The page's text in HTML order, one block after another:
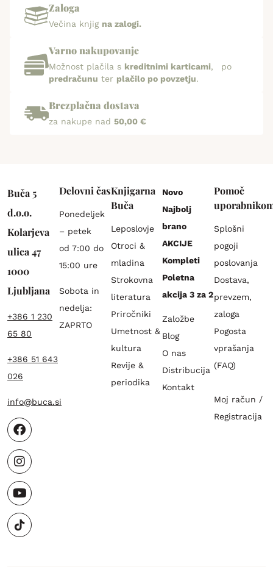
Zaloga
Večina knjig na zalogi.
Varno nakupovanje
Možnost plačila s kreditnimi karticami, po
predračunu ter plačilo po povzetju.
Brezplačna dostava
za nakupe nad 50,00 €
Buča 5
d.o.o.
Kolarjeva
ulica 47
1000
Ljubljana
+386 1 230
65 80
+386 51 643
026
info@buca.si
Delovni čas
Ponedeljek
– petek
od 7:00 do
15:00 ure
Sobota in
nedelja:
ZAPRTO
Knjigarna
Buča
Leposlovje
Otroci &
mladina
Strokovna
literatura
Priročniki
Umetnost &
kultura
Revije &
periodika
Novo
Najbolj
brano
AKCIJE
Kompleti
Poletna
akcija 3 za 2
Založbe
Blog
O nas
Distribucija
Kontakt
Pomoč
Splošni
pogoji
poslovanja
Dostava,
prevzem,
zaloga
Pogosta
vprašanja
(FAQ)
Moj račun /
Registracija